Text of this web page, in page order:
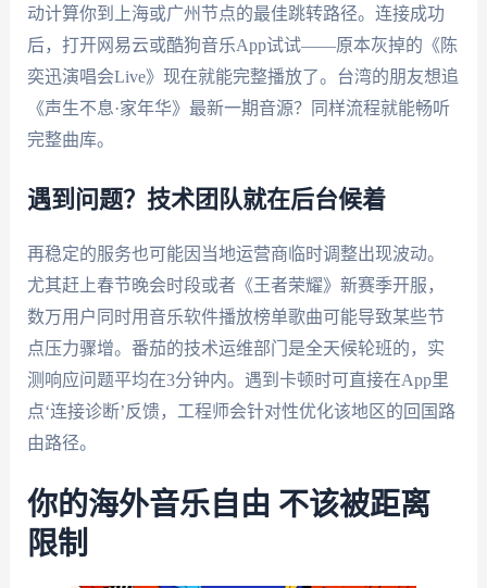
动计算你到上海或广州节点的最佳跳转路径。连接成功
后，打开网易云或酷狗音乐App试试——原本灰掉的《陈
奕迅演唱会Live》现在就能完整播放了。台湾的朋友想追
《声生不息·家年华》最新一期音源？同样流程就能畅听
完整曲库。
遇到问题？技术团队就在后台候着
再稳定的服务也可能因当地运营商临时调整出现波动。
尤其赶上春节晚会时段或者《王者荣耀》新赛季开服，
数万用户同时用音乐软件播放榜单歌曲可能导致某些节
点压力骤增。番茄的技术运维部门是全天候轮班的，实
测响应问题平均在3分钟内。遇到卡顿时可直接在App里
点‘连接诊断’反馈，工程师会针对性优化该地区的回国路
由路径。
你的海外音乐自由 不该被距离
限制